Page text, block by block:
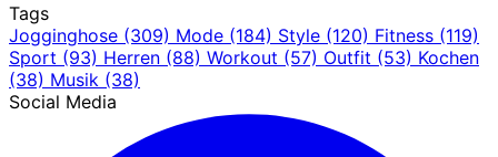
Tags
Jogginghose (309) Mode (184) Style (120) Fitness (119)
Sport (93) Herren (88) Workout (57) Outfit (53) Kochen
(38) Musik (38)
Social Media